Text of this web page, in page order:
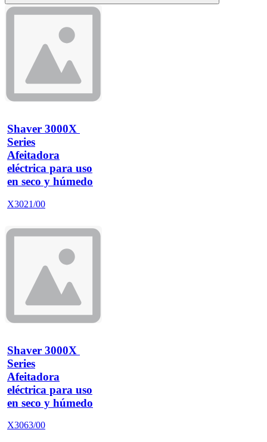
Shaver 3000X
Series
Afeitadora
eléctrica para uso
en seco y húmedo
X3021/00
Shaver 3000X
Series
Afeitadora
eléctrica para uso
en seco y húmedo
X3063/00